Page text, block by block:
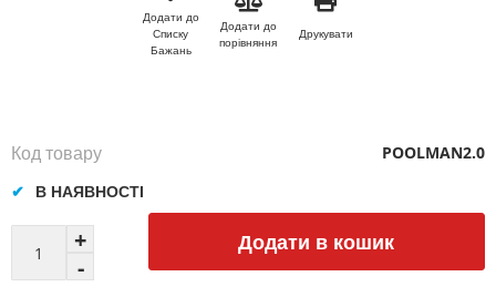
Додати до
Списку
Бажань
Додати до
порівняння
Друкувати
Додати в кошик
В НАЯВНОСТІ
Код товару POOLMAN2.0